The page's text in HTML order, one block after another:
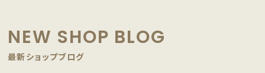
NEW SHOP BLOG
最新ショップブログ